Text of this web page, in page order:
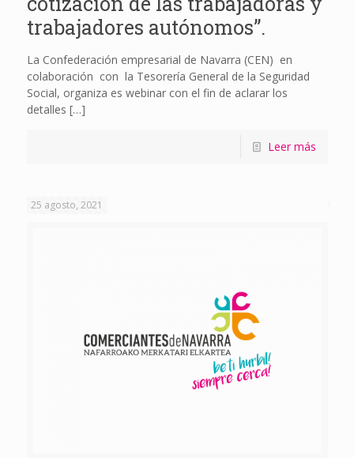
trabajadores autónomos”.
La Confederación empresarial de Navarra (CEN) en
colaboración con la Tesorería General de la Seguridad
Social, organiza es webinar con el fin de aclarar los
detalles […]
Leer más
25 agosto, 2021